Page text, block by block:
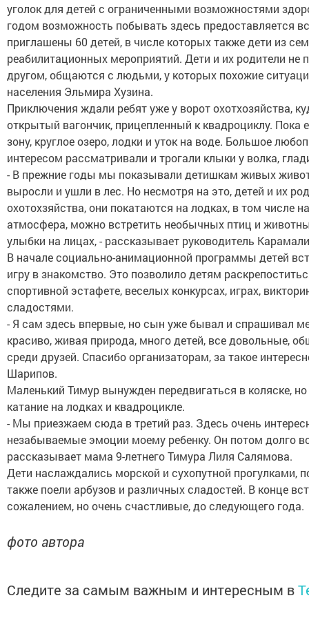
уголок для детей с ограниченными возможностями
годом возможность побывать здесь предоставляется
приглашены 60 детей, в числе которых также дети из
реабилитационных мероприятий. Дети и их родители
другом, общаются с людьми, у которых похожие
населения Эльмира Хузина.
Приключения ждали ребят уже у ворот охотхозяйства,
открытый вагончик, прицепленный к квадроциклу.
зону, круглое озеро, лодки и уток на воде. Большое
интересом рассматривали и трогали клыки у волка,
- В прежние годы мы показывали детишкам живых
выросли и ушли в лес. Но несмотря на это, детей и их
охотохзяйства, они покатаются на лодках, в том числе
атмосфера, можно встретить необычных птиц и
улыбки на лицах, - рассказывает руководитель
В начале социально-анимационной программы детей
игру в знакомство. Это позволило детям
спортивной эстафете, веселых конкурсах, играх,
сладостями.
- Я сам здесь впервые, но сын уже бывал и спрашивал
красиво, живая природа, много детей, все довольные,
среди друзей. Спасибо организаторам, за такое
Шарипов.
Маленький Тимур вынужден передвигаться в коляске,
катание на лодках и квадроцикле.
- Мы приезжаем сюда в третий раз. Здесь очень
незабываемые эмоции моему ребенку. Он потом долго
рассказывает мама 9-летнего Тимура Лиля Салямова.
Дети наслаждались морской и сухопутной
также поели арбузов и различных сладостей. В конце
сожалением, но очень счастливые, до следующего года.
фото автора
Следите за самым важным и интересным в